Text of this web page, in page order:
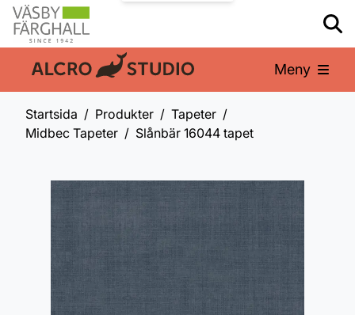
En del av: Meny
Startsida Produkter
Tapeter
Midbec Tapeter
Slånbär 16044 tapet